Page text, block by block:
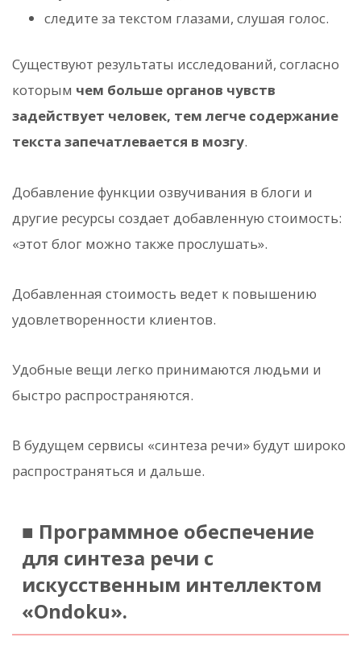
следите за текстом глазами, слушая голос.
Существуют результаты исследований, согласно
которым чем больше органов чувств
задействует человек, тем легче содержание
текста запечатлевается в мозгу.
Добавление функции озвучивания в блоги и
другие ресурсы создает добавленную стоимость:
«этот блог можно также прослушать».
Добавленная стоимость ведет к повышению
удовлетворенности клиентов.
Удобные вещи легко принимаются людьми и
быстро распространяются.
В будущем сервисы «синтеза речи» будут широко
распространяться и дальше.
■ Программное обеспечение
для синтеза речи с
искусственным интеллектом
«Ondoku».